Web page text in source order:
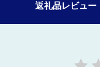
返礼品レビュー